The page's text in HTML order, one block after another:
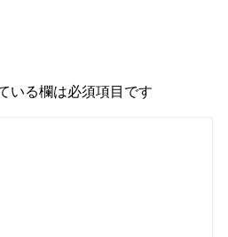
いる欄は必須項目です